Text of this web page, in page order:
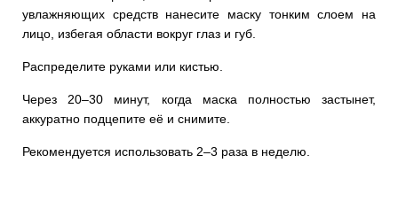
увлажняющих средств нанесите маску тонким слоем на
лицо, избегая области вокруг глаз и губ.
Распределите руками или кистью.
Через 20–30 минут, когда маска полностью застынет,
аккуратно подцепите её и снимите.
Рекомендуется использовать 2–3 раза в неделю.